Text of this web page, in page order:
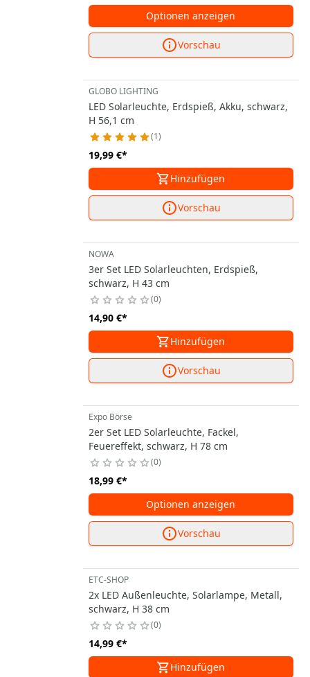
Optionen anzeigen
Vorschau
GLOBO LIGHTING
LED Solarleuchte, Erdspieß, Akku, schwarz,
H 56,1 cm
1
19,99 €*
Hinzufügen
Vorschau
NOWA
3er Set LED Solarleuchten, Erdspieß,
schwarz, H 43 cm
0
14,90 €*
Hinzufügen
Vorschau
Expo Börse
2er Set LED Solarleuchte, Fackel,
Feuereffekt, schwarz, H 78 cm
0
18,99 €*
Optionen anzeigen
Vorschau
ETC-SHOP
2x LED Außenleuchte, Solarlampe, Metall,
schwarz, H 38 cm
0
14,99 €*
Hinzufügen